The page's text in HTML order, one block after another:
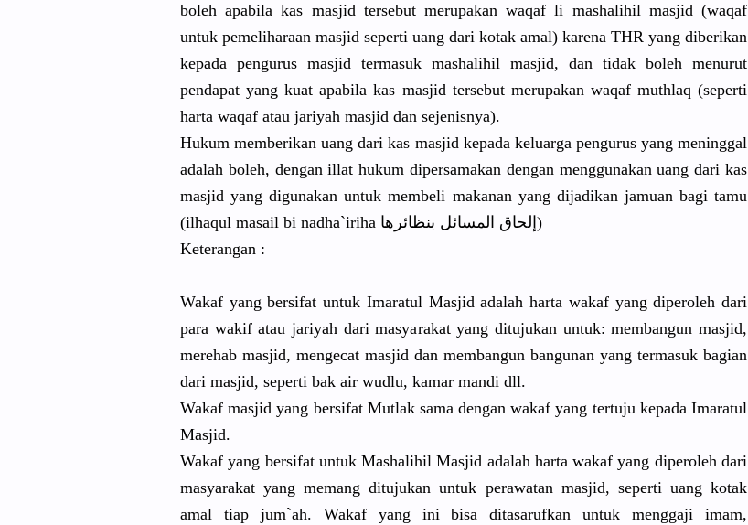
boleh apabila kas masjid tersebut merupakan waqaf li mashalihil masjid (waqaf
untuk pemeliharaan masjid seperti uang dari kotak amal) karena THR yang diberikan
kepada pengurus masjid termasuk mashalihil masjid, dan tidak boleh menurut
pendapat yang kuat apabila kas masjid tersebut merupakan waqaf muthlaq (seperti
harta waqaf atau jariyah masjid dan sejenisnya).
Hukum memberikan uang dari kas masjid kepada keluarga pengurus yang meninggal
adalah boleh, dengan illat hukum dipersamakan dengan menggunakan uang dari kas
masjid yang digunakan untuk membeli makanan yang dijadikan jamuan bagi tamu
(ilhaqul masail bi nadha`iriha إلحاق المسائل بنظائرها)
Keterangan :
Wakaf yang bersifat untuk Imaratul Masjid adalah harta wakaf yang diperoleh dari
para wakif atau jariyah dari masyarakat yang ditujukan untuk: membangun masjid,
merehab masjid, mengecat masjid dan membangun bangunan yang termasuk bagian
dari masjid, seperti bak air wudlu, kamar mandi dll.
Wakaf masjid yang bersifat Mutlak sama dengan wakaf yang tertuju kepada Imaratul
Masjid.
Wakaf yang bersifat untuk Mashalihil Masjid adalah harta wakaf yang diperoleh dari
masyarakat yang memang ditujukan untuk perawatan masjid, seperti uang kotak
amal tiap jum`ah. Wakaf yang ini bisa ditasarufkan untuk menggaji imam,